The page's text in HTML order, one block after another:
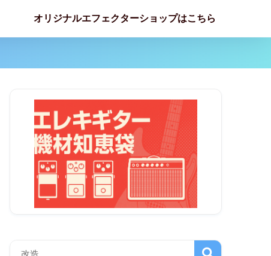
オリジナルエフェクターショップはこちら